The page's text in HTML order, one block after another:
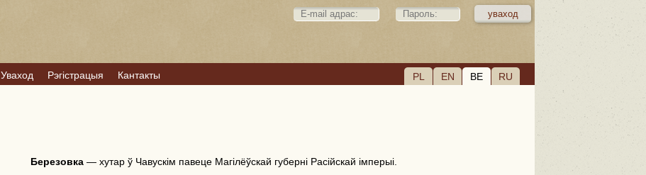
PL EN BE RU
Уваход Рэгістрацыя Кантакты
Березовка— хутар ў Чавускім павеце Магілёўскай губерні Расійскай імперыі.